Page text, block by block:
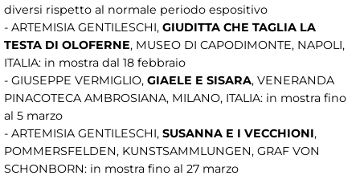
diversi rispetto al normale periodo espositivo
- ARTEMISIA GENTILESCHI, GIUDITTA CHE TAGLIA LA
TESTA DI OLOFERNE, MUSEO DI CAPODIMONTE, NAPOLI,
ITALIA: in mostra dal 18 febbraio
- GIUSEPPE VERMIGLIO, GIAELE E SISARA, VENERANDA
PINACOTECA AMBROSIANA, MILANO, ITALIA: in mostra fino
al 5 marzo
- ARTEMISIA GENTILESCHI, SUSANNA E I VECCHIONI,
POMMERSFELDEN, KUNSTSAMMLUNGEN, GRAF VON
SCHONBORN: in mostra fino al 27 marzo